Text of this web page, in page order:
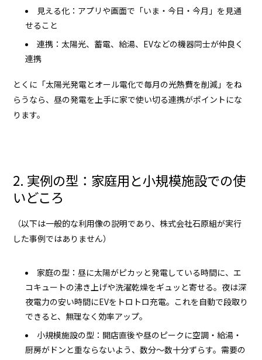
見える化：アプリや画面で「いま・今日・今月」を見通
せること
連携：太陽光、蓄電、給湯、EVなどの機器同士が仲良く
連携
とくに「太陽光発電とオール電化で毎月の光熱費を削減」をね
らうなら、昼の発電を上手に家で使い切る連携がポイントにな
ります。
2. 実例の型：家庭用と小規模施設での使
いどころ
（以下は一般的な利用像の説明であり、株式会社石原組が実行
した事例ではありません）
家庭の型：昼に太陽がピカッと発電している時間に、エ
コキュートの沸き上げや洗濯乾燥をギュッと寄せる。夜は深
夜電力の安い時間にEVをトロトロ充電。これを自動で段取り
できると、無理なく効率アップ。
小規模施設の型：開店直後や昼のピークに空調・給湯・
厨房がドンと重ならないよう、数分〜数十分ずらす。需要の